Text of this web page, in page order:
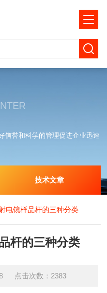
信誉和科学的管理促进企业迅速
技术文章
电镜样品杆的三种分类
杆的三种分类
点击次数：2383